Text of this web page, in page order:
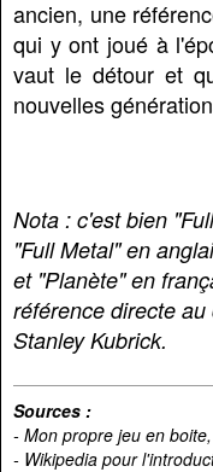
ancien, une
qui y ont joué à
vaut le détour et
nouvelles
Nota : c'est bien
"Full Metal" en
et "Planète" en
référence directe
Stanley Kubrick.
Sources :
- Mon propre jeu en
- Wikipedia pour